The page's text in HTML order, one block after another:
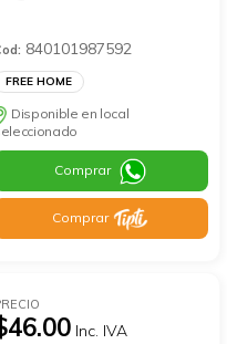
840101987592
FREE HOME
Disponible en local
Comprar
Comprar
Inc. IVA